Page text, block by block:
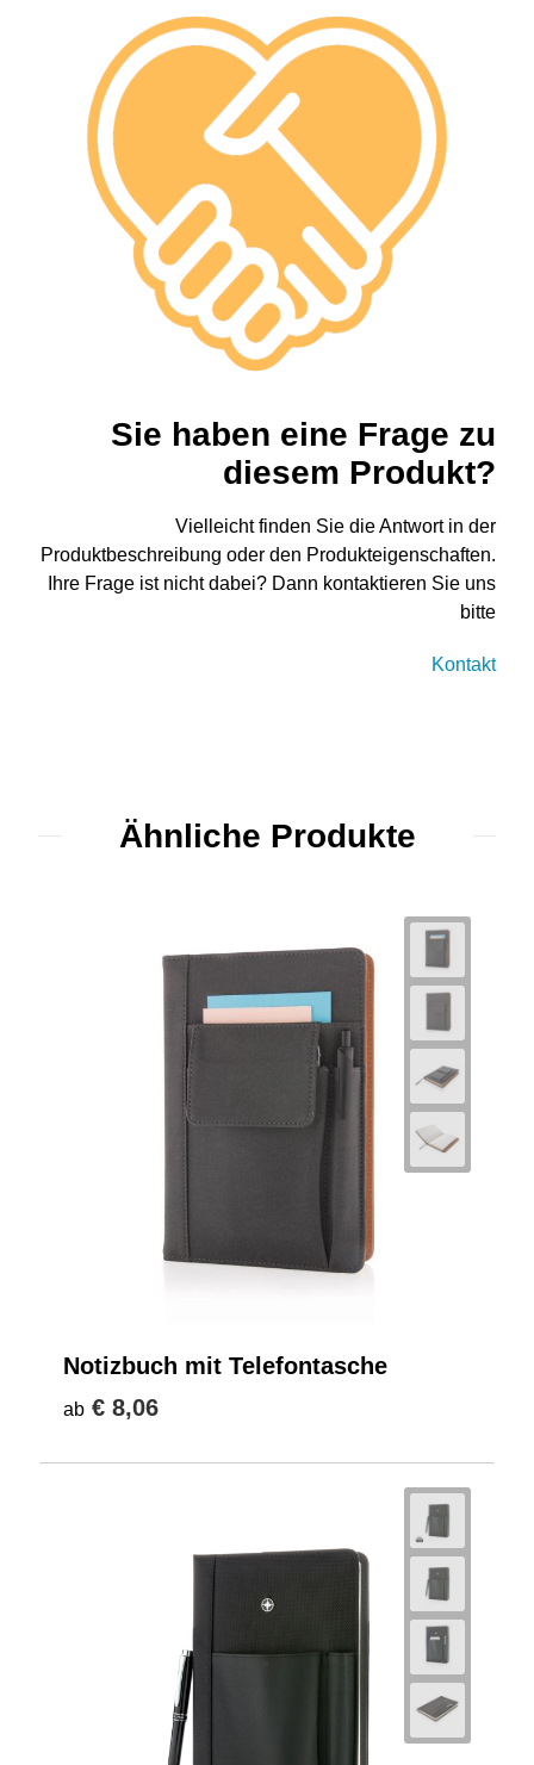
Sie haben eine Frage zu
diesem Produkt?
Vielleicht finden Sie die Antwort in der
Produktbeschreibung oder den Produkteigenschaften.
Ihre Frage ist nicht dabei? Dann kontaktieren Sie uns
bitte
Kontakt
Ähnliche Produkte
Notizbuch mit Telefontasche
ab € 8,06